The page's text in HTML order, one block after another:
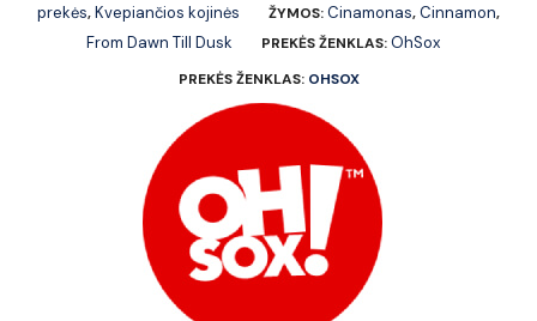
prekės,Kvepiančios kojinės ŽYMOS:Cinamonas,Cinnamon,
From Dawn Till Dusk PREKĖS ŽENKLAS:OhSox
PREKĖS ŽENKLAS: OHSOX